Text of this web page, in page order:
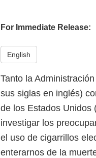
For Immediate Release:
English
Tanto la
sus siglas en inglés)
de los Estados Unidos
investigar los
el uso de cigarrillos
enterarnos de la